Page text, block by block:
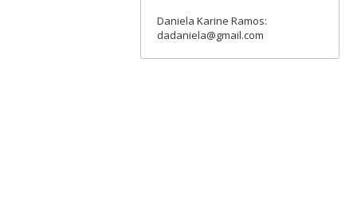
Daniela Karine Ramos:
dadaniela@gmail.com